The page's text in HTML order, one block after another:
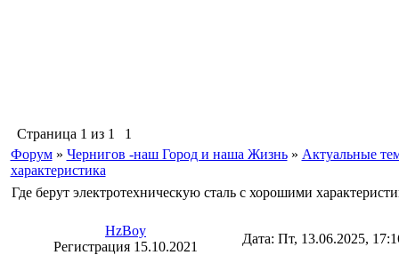
Страница 1 из 1
1
Форум » Чернигов -наш Город и наша Жизнь » Актуальные
характеристика
Где берут электротехническую сталь с хорошими
HzBoy
Регистрация 15.10.2021
Дата: Пт, 13.06.2025,